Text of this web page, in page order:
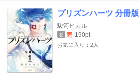
プリズンハーツ 分冊版
駿河ヒカル
巻 完 190pt
お気に入り：2人